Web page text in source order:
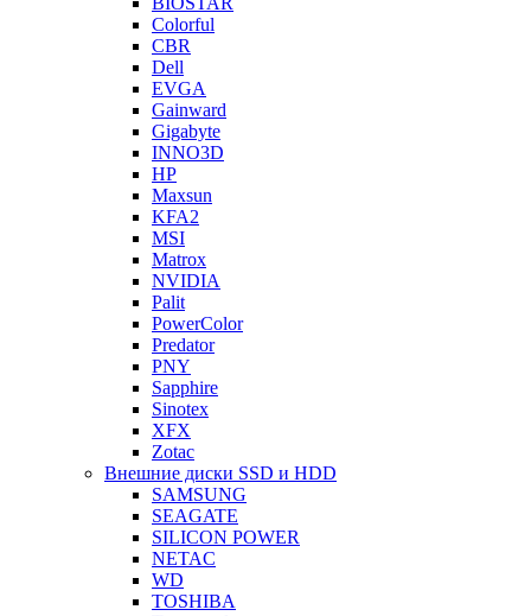
Colorful
CBR
Dell
EVGA
Gainward
Gigabyte
INNO3D
HP
Maxsun
KFA2
MSI
Matrox
NVIDIA
Palit
PowerColor
Predator
PNY
Sapphire
Sinotex
XFX
Zotac
Внешние диски SSD и HDD
SAMSUNG
SEAGATE
SILICON POWER
NETAC
WD
TOSHIBA